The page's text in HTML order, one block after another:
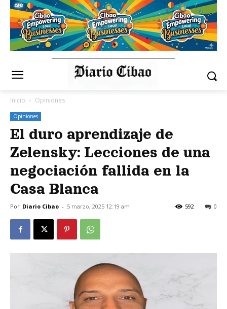
Inicio Opiniones
Opiniones
El duro aprendizaje de
Zelensky: Lecciones de una
negociación fallida en la
Casa Blanca
Por Diario Cibao - 5 marzo, 2025 12:19 am 0
592